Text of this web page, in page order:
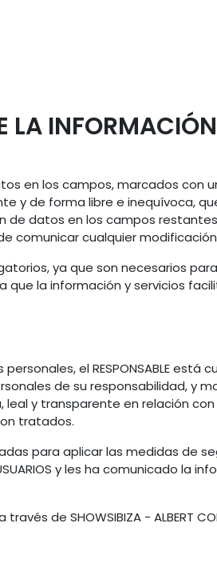
LA INFORMACIÓN
en los campos, marcados con
y de forma libre e inequívoca,
datos en los campos restantes.
comunicar cualquier
ya que son necesarios
que la información y servicios
el RESPONSABLE está
de su responsabilidad, y
leal y transparente en relación
tratados.
para aplicar las medidas de
y les ha comunicado la
de SHOWSIBIZA - ALBERT